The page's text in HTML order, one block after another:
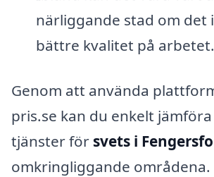
närliggande stad om det
bättre kvalitet på arbetet.
Genom att använda
pris.se kan du enkelt
tjänster för svets i
omkringliggande